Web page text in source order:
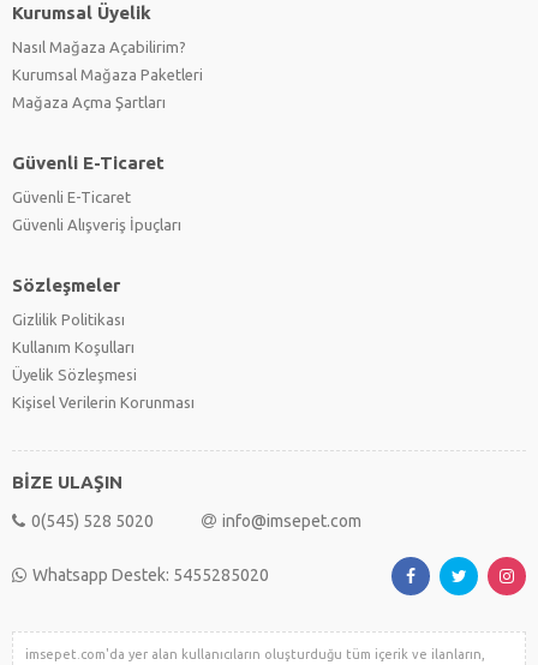
Kurumsal Üyelik
Nasıl Mağaza Açabilirim?
Kurumsal Mağaza Paketleri
Mağaza Açma Şartları
Güvenli E-Ticaret
Güvenli E-Ticaret
Güvenli Alışveriş İpuçları
Sözleşmeler
Gizlilik Politikası
Kullanım Koşulları
Üyelik Sözleşmesi
Kişisel Verilerin Korunması
BİZE ULAŞIN
0(545) 528 5020 info@imsepet.com
Whatsapp Destek: 5455285020
imsepet.com'da yer alan kullanıcıların oluşturduğu tüm içerik ve ilanların,